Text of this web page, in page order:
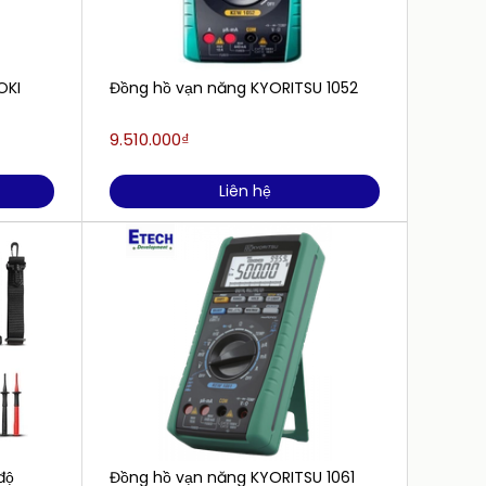
Đồng hồ vạn năng KYORITSU 1052
9.510.000₫
Liên hệ
Đồng hồ vạn năng KYORITSU 1061